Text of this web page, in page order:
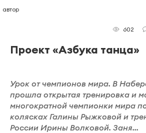
автор
602
Проект «Азбука танца»
Урок от чемпионов мира. В
прошла открытая тренировка и
многократной чемпионки мира
колясках Галины Рыжковой и
России Ирины Волковой. Заня...